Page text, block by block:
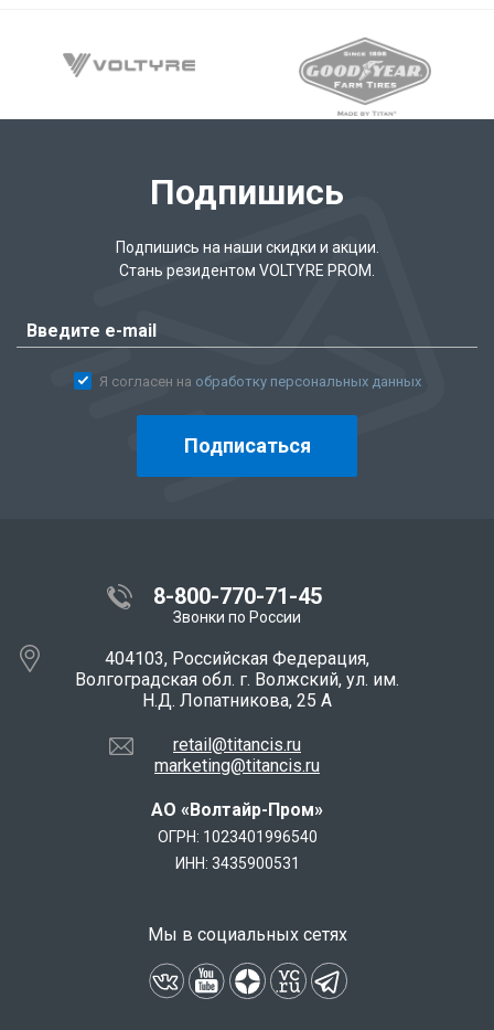
Подпишись
Подпишись на наши скидки и акции.
Стань резидентом VOLTYRE PROM.
Я согласен на обработку персональных данных
Подписаться
8-800-770-71-45
Звонки по России
404103, Российская Федерация,
Волгоградская обл. г. Волжский, ул. им.
Н.Д. Лопатникова, 25 А
retail@titancis.ru
marketing@titancis.ru
АО «Волтайр-Пром»
ОГРН: 1023401996540
ИНН: 3435900531
Мы в социальных сетях